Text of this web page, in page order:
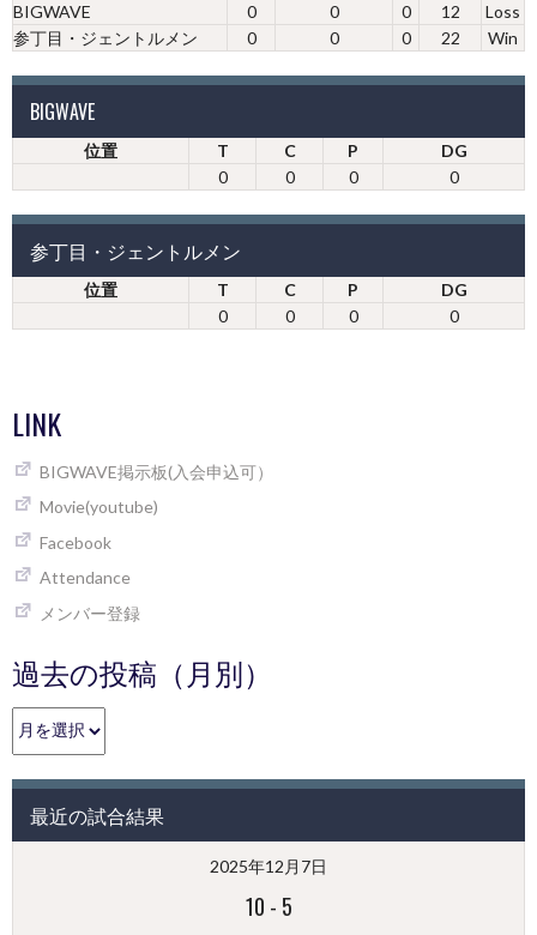
BIGWAVE
0 0 0 12
Loss
参丁目・ジェントルメン
0 0 0 22 Win
BIGWAVE
位置 T C P
DG
0
0 0 0
参丁目・ジェントルメン
位置 T C P
DG
0
0 0 0
LINK
BIGWAVE掲示板(入会申込可）
Movie(youtube)
Facebook
Attendance
メンバー登録
過去の投稿（月別）
過
去
投
（月
最近の試合結果
2025年12月7日
10 - 5